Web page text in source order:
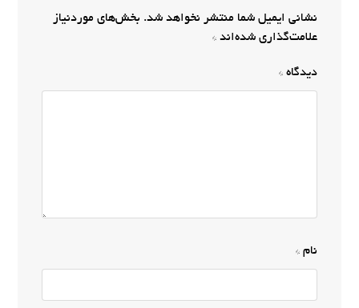
نشانی ایمیل شما منتشر نخواهد شد. بخش‌های موردنیاز
علامت‌گذاری شده‌اند*
دیدگاه*
نام*